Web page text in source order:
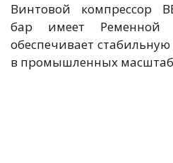
Винтовой компрессор
бар имеет
обеспечивает
в промышленных